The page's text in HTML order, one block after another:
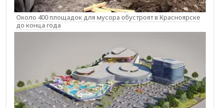
Около 400 площадок для мусора обустроят в Красноярске
до конца года